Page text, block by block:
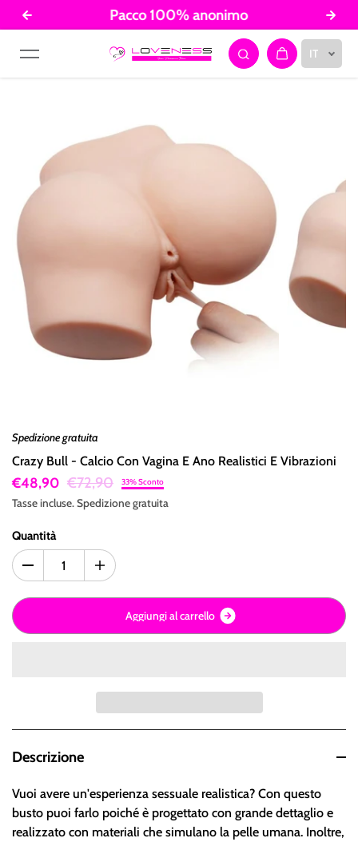
Salta al contenuto Pacco 100% anonimo
IT
Spedizione gratuita
Crazy Bull - Calcio Con Vagina E Ano Realistici E Vibrazioni
€48,90 €72,90 33% Sconto
Tasse incluse.Spedizionegratuita
Quantità
Aggiungialcarrello
Descrizione
Vuoi avere un'esperienza sessuale realistica? Con questo
busto puoi farlo poiché è progettato con grande dettaglio e
realizzato con materiali che simulano la pelle umana. Inoltre,